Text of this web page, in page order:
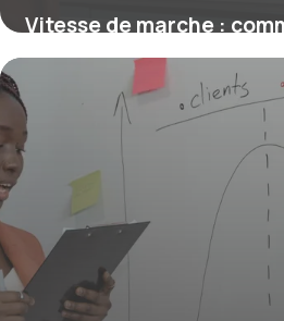
Vitesse de marche :
efficacement et